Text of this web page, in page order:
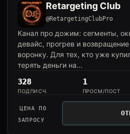
Retargeting Club
@RetargetingClubPro
Канал про дожим: сегменты,
девайс, прогрев и возвращение
воронку. Для тех, кто уже
терять деньги на...
328
ПОДПИСЧ.
1
ПРОСМ/ПОСТ
ЦЕНА ПО
ЗАПРОСУ